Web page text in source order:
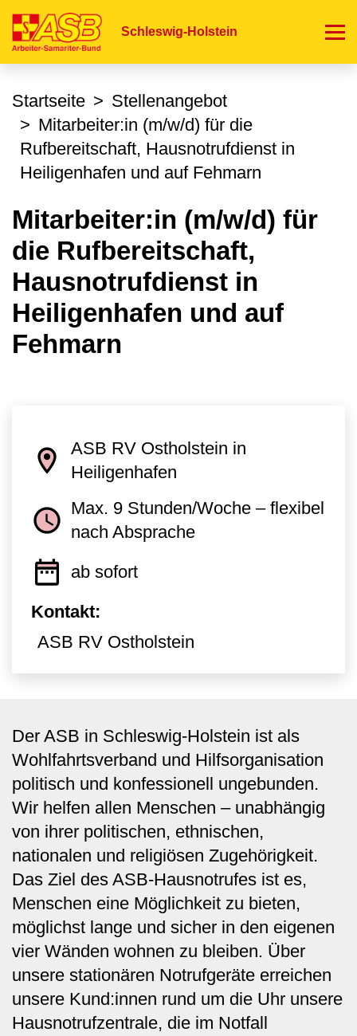
zum
Schleswig-Holstein
Startseite
Stellenangebot
Mitarbeiter:in (m/w/d) für die
Rufbereitschaft, Hausnotrufdienst in
Heiligenhafen und auf Fehmarn
Mitarbeiter:in (m/w/d) für
die Rufbereitschaft,
Hausnotrufdienst in
Heiligenhafen und auf
Fehmarn
ASB RV Ostholstein in
Heiligenhafen
Max. 9 Stunden/Woche – flexibel
nach Absprache
ab sofort
Kontakt:
ASB RV Ostholstein
Der ASB in Schleswig-Holstein ist als
Wohlfahrtsverband und Hilfsorganisation
politisch und konfessionell ungebunden.
Wir helfen allen Menschen – unabhängig
von ihrer politischen, ethnischen,
nationalen und religiösen Zugehörigkeit.
Das Ziel des ASB-Hausnotrufes ist es,
Menschen eine Möglichkeit zu bieten,
möglichst lange und sicher in den eigenen
vier Wänden wohnen zu bleiben. Über
unsere stationären Notrufgeräte erreichen
unsere Kund:innen rund um die Uhr unsere
Hausnotrufzentrale, die im Notfall